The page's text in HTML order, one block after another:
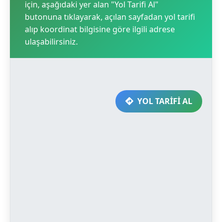
için, aşağıdaki yer alan "Yol Tarifi Al"
butonuna tıklayarak, açılan sayfadan yol tarifi
alıp koordinat bilgisine göre ilgili adrese
ulaşabilirsiniz.
YOL TARİFİ AL